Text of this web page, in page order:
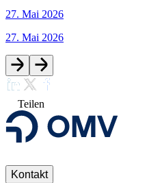
27. Mai 2026
27. Mai 2026
Teilen
Kontakt